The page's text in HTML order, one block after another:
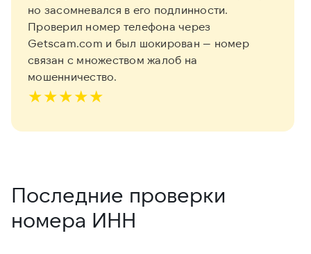
но засомневался в его подлинности.
Проверил номер телефона через
Getscam.com и был шокирован — номер
связан с множеством жалоб на
мошенничество.
★★★★★
Последние проверки
номера ИНН